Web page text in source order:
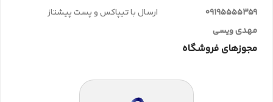
09195555359
مهدی ویسی
ارسال با تیپاکس و پست پیشتاز
مجوزهای فروشگاه